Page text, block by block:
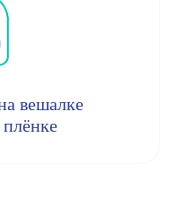
вешалке
плёнке